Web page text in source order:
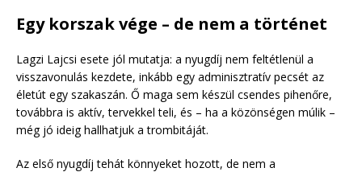
Egy korszak vége – de nem a történet
Lagzi Lajcsi esete jól mutatja: a nyugdíj nem feltétlenül a
visszavonulás kezdete, inkább egy adminisztratív pecsét az
életút egy szakaszán. Ő maga sem készül csendes pihenőre,
továbbra is aktív, tervekkel teli, és – ha a közönségen múlik –
még jó ideig hallhatjuk a trombitáját.
Az első nyugdíj tehát könnyeket hozott, de nem a